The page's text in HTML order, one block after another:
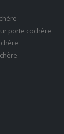
porte cochère